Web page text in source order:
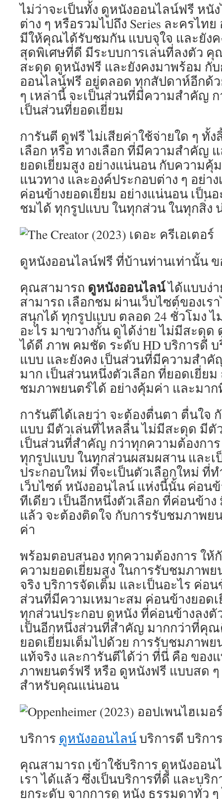
ไม่ว่าจะเป็นทั้ง ดูหนังออนไลน์ฟรี หนั
ต่าง ๆ หรือรวมไปถึง Series ละครไท
มีให้คุณได้รับชมกัน แบบจุใจ และยัง
สุดพิเศษที่ดี มีระบบการเล่นที่ลงตัว
สะดุด ดูหนังฟรี และยังคงมาพร้อม กั
ออนไลน์ฟรี อยู่ตลอด ทุกสัปดาห์อีกด้
ๆ เหล่านี้ จะเป็นส่วนที่มีความสำคัญ
เป็นส่วนที่ยอดเยี่ยม
การันตี ดูฟรี ไม่เสียค่าใช้จ่ายใด ๆ ทั้
เลือก หรือ ทางเลือก ที่มีความสำคัญ
ยอดเยี่ยมสูง อย่างแน่นอน กับความคุ้
แนวทาง และองค์ประกอบต่าง ๆ อย่า
ค่อนข้างยอดเยี่ยม อย่างแน่นอน เป็น
ชมได้ ทุกรูปแบบ ในทุกส่วน ในทุกสิ่ง
ดูหนังออนไลน์ฟรี ที่บ้านท่านเท่านั้น ข
คุณสามารถ ดูหนังออนไลน์ได้แบบง่า
สามารถ เลือกชม ผ่านเว็บไซต์ของเร
สนุกได้ ทุกรูปแบบ ตลอด 24 ชั่วโมง
อะไร มาขวางกั้น ดูได้ง่าย ไม่มีสะดุ
ได้ดี ภาพ คมชัด ระดับ HD บริการดี
แบบ และยังคง เป็นส่วนที่มีความสำคั
มาก เป็นส่วนหนึ่งตัวเลือก ที่ยอดเยี่ย
ชมภาพยนตร์ได้ อย่างคุ้มค่า และมา
การันตีได้เลยว่า จะต้องตื่นตา ตื่นใจ
แบบ มีตัวเล่นที่ไหลลื่น ไม่มีสะดุด มีตั
เป็นส่วนที่สำคัญ กว่าทุกความต้องกา
ทุกรูปแบบ ในทุกส่วนผสมผสาน และเ
ประกอบใหม่ ที่จะเป็นตัวเลือกใหม่ ที่
เว็บไซต์ หนังออนไลน์ แห่งนี้นั้น ค่อน
ทีเดียว เป็นอีกหนึ่งตัวเลือก ที่ค่อนข้า
แล้ว จะต้องติดใจ กับการรับชมภาพย
ค่า
พร้อมตอบสนอง ทุกความต้องการ ให้
ความยอดเยี่ยมสูง ในการรับชมภาพ
จริง บริการจัดเต็ม และเป็นอะไร ค่อ
ส่วนที่มีความเหมาะสม ค่อนข้างยอด
ทุกส่วนประกอบ ดูหนัง ที่ค่อนข้างลงตั
เป็นอีกหนึ่งส่วนที่สำคัญ มากกว่าที่คุ
ยอดเยี่ยมเต็มไปด้วย การรับชมภาพย
แท้จริง และการันตีได้ว่า ที่นี่ คือ ของ
ภาพยนตร์ฟรี หรือ ดูหนังฟรี แบบสด
สำหรับคุณแน่นอน
บริการ ดูหนังออนไลน์ บริการดี บริกา
คุณสามารถ เข้าใช้บริการ ดูหนังออน
เรา ได้แล้ว ซึ่งเป็นบริการที่ดี และบริ
ยกระดับ จากการดู หนัง ธรรมดาทั่ว